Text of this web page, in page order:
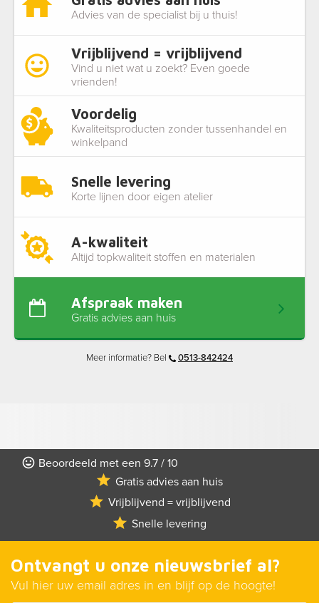
Advies van de specialist bij u thuis!
Vrijblijvend = vrijblijvend
Vind u niet wat u zoekt? Even goede
vrienden!
Voordelig
Kwaliteitsproducten zonder tussenhandel en
winkelpand
Snelle levering
Korte lijnen door eigen atelier
A-kwaliteit
Altijd topkwaliteit stoffen en materialen
Afspraak maken
Gratis advies aan huis
Meer informatie? Bel 0513-842424
Beoordeeld met een 9.7 / 10
Gratis advies aan huis
Vrijblijvend = vrijblijvend
Snelle levering
Ontvangt u onze nieuwsbrief al?
Vul hier uw email adres in en blijf op de hoogte!